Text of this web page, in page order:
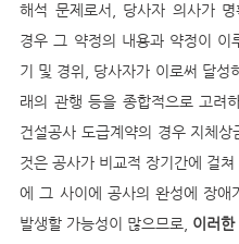
해석 문제로서, 당사자 의사가
경우 그 약정의 내용과 약정이 이
기 및 경위, 당사자가 이로써 달성
래의 관행 등을 종합적으로 고려
건설공사 도급계약의 경우 지체상
것은 공사가 비교적 장기간에 걸
에 그 사이에 공사의 완성에 장애
발생할 가능성이 많으므로, 이러